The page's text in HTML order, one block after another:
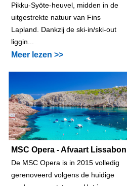
Pikku-Syöte-heuvel, midden in de
uitgestrekte natuur van Fins
Lapland. Dankzij de ski-in/ski-out
liggin...
Meer lezen >>
MSC Opera - Afvaart Lissabon
De MSC Opera is in 2015 volledig
gerenoveerd volgens de huidige